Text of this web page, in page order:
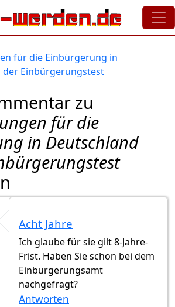
für die Einbürgerung in
der Einbürgerungstest
zu
für die
in Deutschland
vonMiriam (nicht
Acht Jahre
Ich glaube für sie gilt 8-Jahre-
Frist. Haben Sie schon bei dem
Einbürgerungsamt
nachgefragt?
Antworten